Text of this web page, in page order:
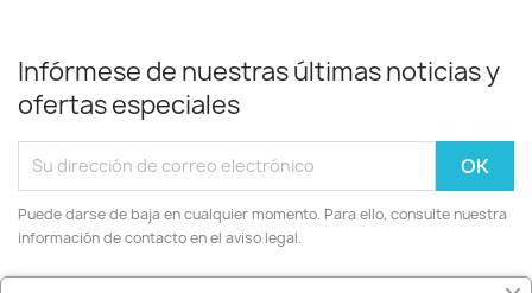
Infórmese de nuestras últimas noticias y
ofertas especiales
Puede darse de baja en cualquier momento. Para ello, consulte nuestra
información de contacto en el aviso legal.